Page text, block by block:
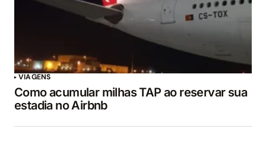
VIAGENS
Como acumular milhas TAP ao reservar sua
estadia no Airbnb